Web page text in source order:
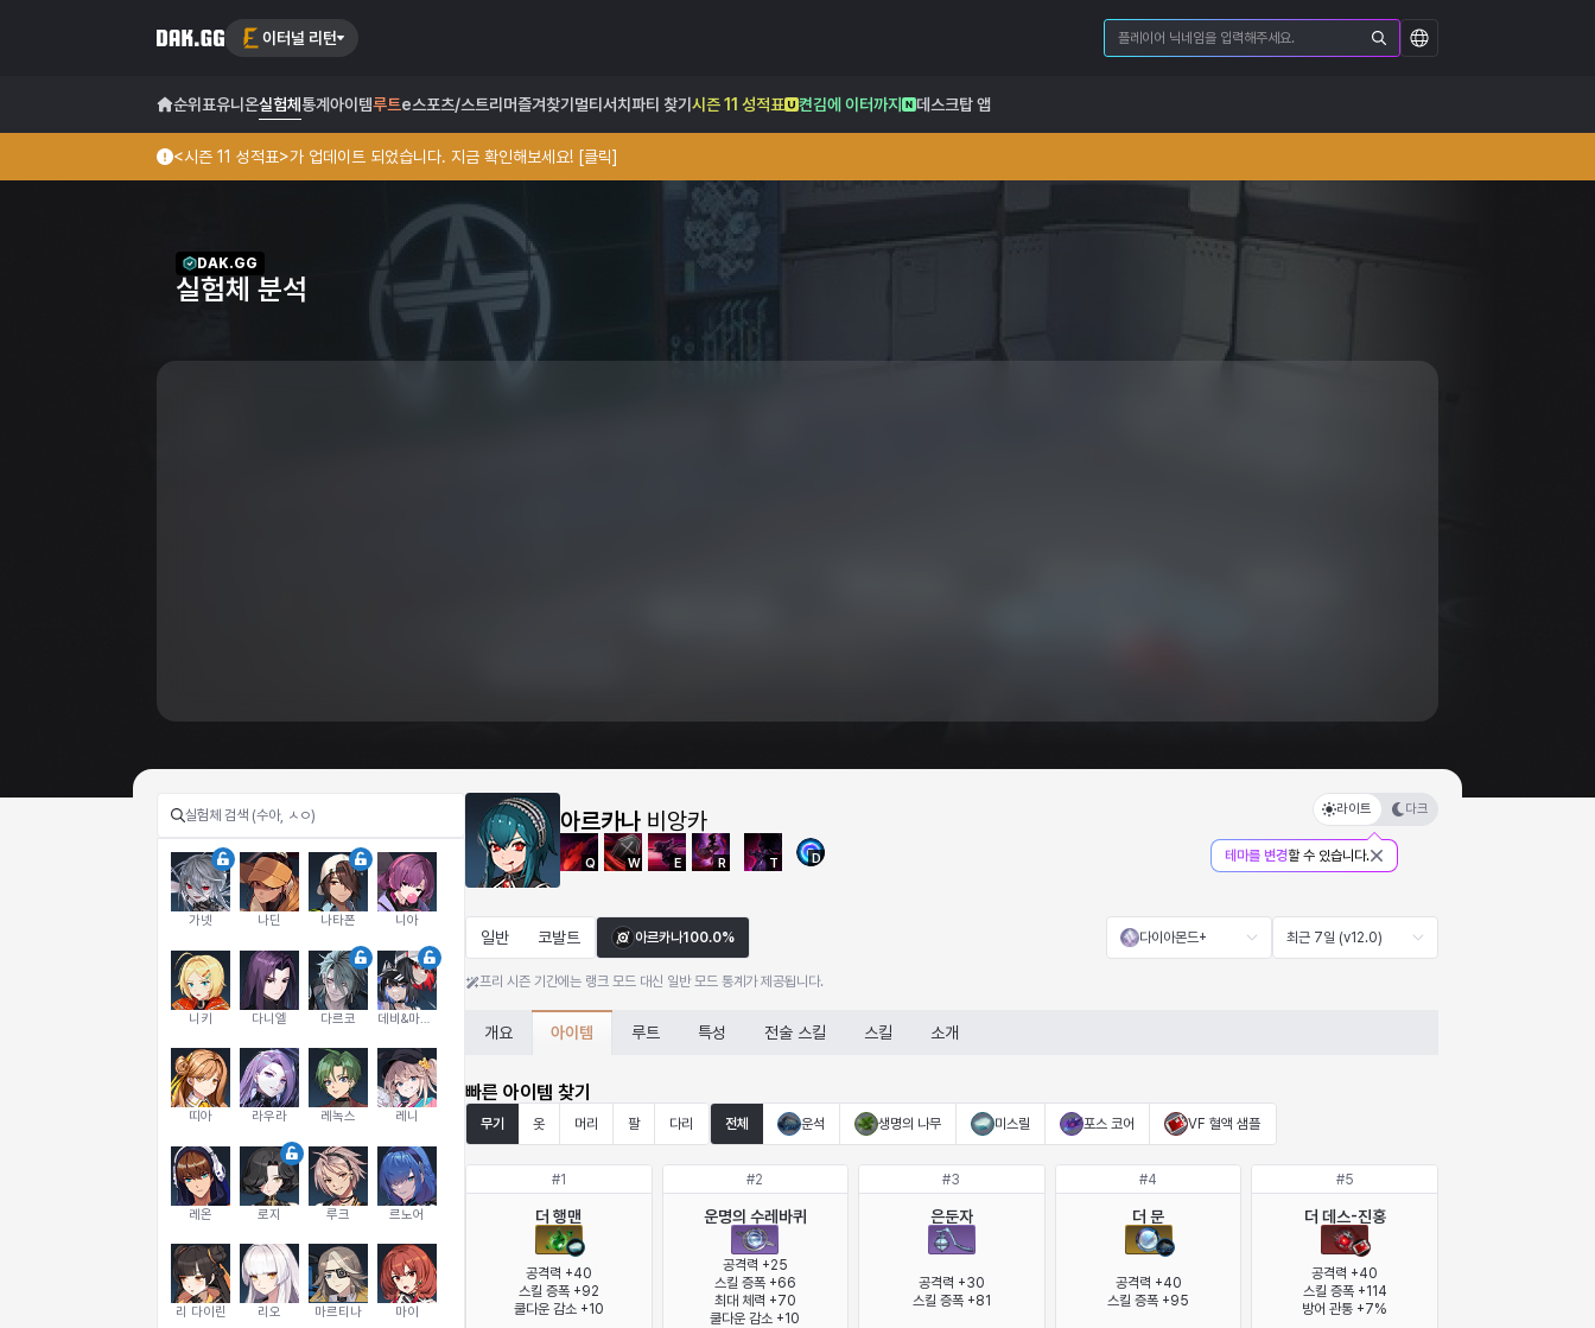
이터널 리턴
순위표유니온실험체 통계 아이템루트e스포츠/스트리머즐겨찾기 멀티서치 파티 찾기 시즌 11 성적표 켠김에 이터까지 데스크탑 앱
<시즌 11 성적표>가 업데이트 되었습니다. 지금 확인해보세요! [클릭]
DAK.GG
실험체 분석
가넷 나딘 나타폰 니아
니키 다니엘 다르코
띠아 라우라 레녹스 레니
레온 로지 루크 르노어
리 다이린 리오 마르티나 마이
아르카나 비앙카
Q W E R T D
라이트 다크
테마를 변경할 수 있습니다.
일반 코발트 아르카나100.0% 다이아몬드+ 최근 7일 (v12.0)
프리 시즌 기간에는 랭크 모드 대신 일반 모드 통계가 제공됩니다.
개요 아이템 루트 특성 전술 스킬 스킬 소개
빠른 아이템 찾기
무기 옷 머리 팔 다리 전체 운석 생명의 나무 미스릴 포스 코어 VF 혈액 샘플
#1
더 행맨
공격력 +40
스킬 증폭 +92
쿨다운 감소 +10
#2
운명의 수레바퀴
공격력 +25
스킬 증폭 +66
최대 체력 +70
쿨다운 감소 +10
#3
은둔자
공격력 +30
스킬 증폭 +81
#4
더 문
공격력 +40
스킬 증폭 +95
#5
더 데스-진홍
공격력 +40
스킬 증폭 +114
방어 관통 +7%